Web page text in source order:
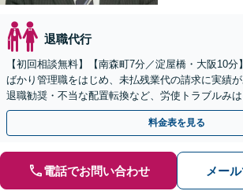
退職代行
【初回相談無料】【南森町7分／淀屋橋・大阪10分
ばかり管理職をはじめ、未払残業代の請求に実績が
退職勧奨・不当な配置転換など、労使トラブルみ
就業規則の改定等、使用者側のご相談も承ります。
料金表を見る
電話でお問い合わせ メー